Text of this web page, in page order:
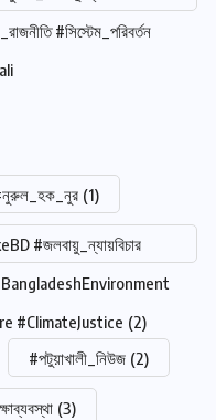
#সিস্টেম_পরিবর্তন
(1)
#জলবায়ু_ন্যায়বিচার
#ClimateJustice (2)
#পটুয়াখালী_নিউজ (2)
(3)